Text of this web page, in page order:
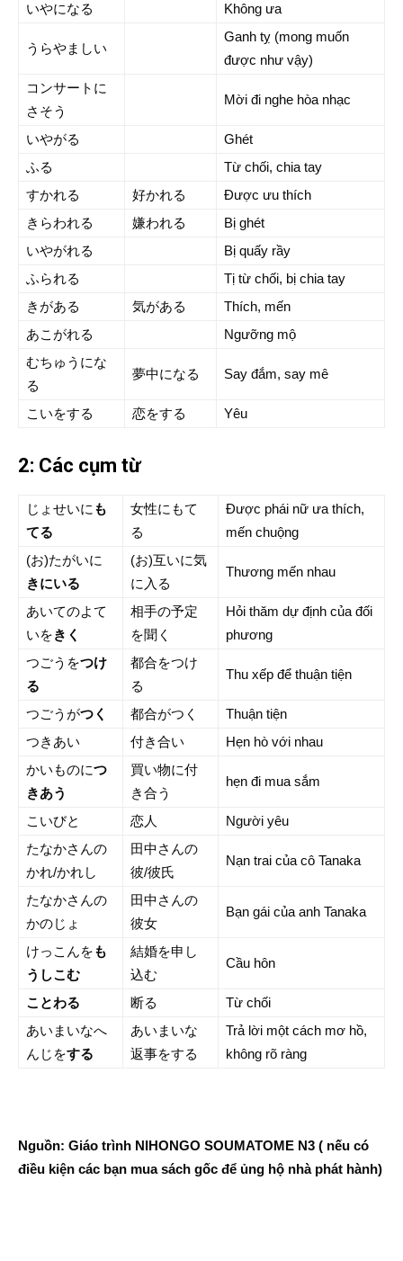
いやになる
Không ưa
うらやましい
Ganh tỵ (mong muốn
được như vậy)
コンサートに
さそう
Mời đi nghe hòa nhạc
いやがる
Ghét
ふる
Từ chối, chia tay
すかれる
好かれる
Được ưu thích
きらわれる
嫌われる
Bị ghét
いやがれる
Bị quấy rầy
ふられる
Tị từ chối, bị chia tay
きがある
気がある
Thích, mến
あこがれる
Ngưỡng mộ
むちゅうにな
る
夢中になる Say đắm, say mê
こいをする 恋をする Yêu
2: Các cụm từ
じょせいに も
てる
女性にもて
る
Được phái nữ ưa thích,
mến chuộng
(お)たがいに
きにいる
(お)互いに気
に入る
Thương mến nhau
あいてのよて
いをきく
相手の予定
を聞く
Hỏi thăm dự định của đối
phương
つごうをつけ
る
都合をつけ
る
Thu xếp để thuận tiện
つごうがつく 都合がつく
Thuận tiện
つきあい
付き合い
Hẹn hò với nhau
かいものにつ
きあう
買い物に付
き合う
hẹn đi mua sắm
こいびと 恋人
Người yêu
たなかさんの
かれ/かれし
田中さんの
彼/彼氏
Nạn trai của cô Tanaka
たなかさんの
かのじょ
田中さんの
彼女
Bạn gái của anh Tanaka
けっこんをも
うしこむ
結婚を申し
込む
Cầu hôn
ことわる 断る
Từ chối
あいまいなへ
んじをする
あいまいな
返事をする
Trả lời một cách mơ hồ,
không rõ ràng
Nguồn: Giáo trình NIHONGO SOUMATOME N3 ( nếu có
điều kiện các bạn mua sách gốc để ủng hộ nhà phát hành)